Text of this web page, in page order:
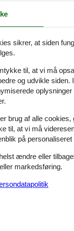
Eksterne
Rengøring: 5
Haus, in dem man
sehr schönes
sikrer, at siden
til, at vi må
og udvikle siden.
oplysninger
brug af alle cookies,
til, at vi må
på
ændre eller
markedsføring.